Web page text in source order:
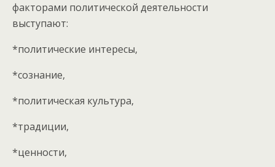
факторами политической деятельности
выступают:
*политические интересы,
*сознание,
*политическая культура,
*традиции,
*ценности,